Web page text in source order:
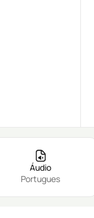
Áudio
Portugues